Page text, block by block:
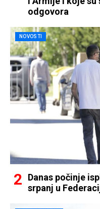
odgovora
NOVOSTI
Danas počinje
srpanj u